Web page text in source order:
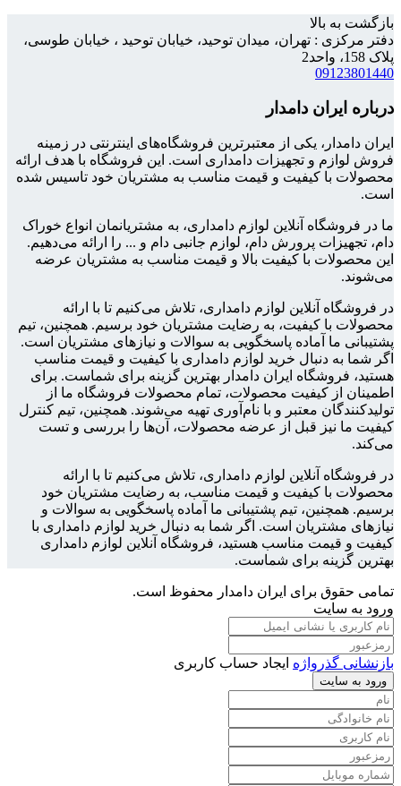
بازگشت به بالا
دفتر مرکزی : تهران، میدان توحید، خیابان توحید ، خیابان طوسی،
پلاک 158، واحد2
09123801440
درباره ایران دامدار
ایران دامدار، یکی از معتبرترین فروشگاه‌های اینترنتی در زمینه
فروش لوازم و تجهیزات دامداری است. این فروشگاه با هدف ارائه
محصولات با کیفیت و قیمت مناسب به مشتریان خود تاسیس شده
است.
ما در فروشگاه آنلاین لوازم دامداری، به مشتریانمان انواع خوراک
دام، تجهیزات پرورش دام، لوازم جانبی دام و ... را ارائه می‌دهیم.
این محصولات با کیفیت بالا و قیمت مناسب به مشتریان عرضه
می‌شوند.
در فروشگاه آنلاین لوازم دامداری، تلاش می‌کنیم تا با ارائه
محصولات با کیفیت، به رضایت مشتریان خود برسیم. همچنین، تیم
پشتیبانی ما آماده پاسخگویی به سوالات و نیازهای مشتریان است.
اگر شما به دنبال خرید لوازم دامداری با کیفیت و قیمت مناسب
هستید، فروشگاه ایران دامدار بهترین گزینه برای شماست. برای
اطمینان از کیفیت محصولات، تمام محصولات فروشگاه ما از
تولیدکنندگان معتبر و با نام‌آوری تهیه می‌شوند. همچنین، تیم کنترل
کیفیت ما نیز قبل از عرضه محصولات، آن‌ها را بررسی و تست
می‌کند.
در فروشگاه آنلاین لوازم دامداری، تلاش می‌کنیم تا با ارائه
محصولات با کیفیت و قیمت مناسب، به رضایت مشتریان خود
برسیم. همچنین، تیم پشتیبانی ما آماده پاسخگویی به سوالات و
نیازهای مشتریان است. اگر شما به دنبال خرید لوازم دامداری با
کیفیت و قیمت مناسب هستید، فروشگاه آنلاین لوازم دامداری
بهترین گزینه برای شماست.
تمامی حقوق برای ایران دامدار محفوظ است.
ورود به سایت
بازنشانی گذرواژه ایجاد حساب کاربری
ورود به سایت